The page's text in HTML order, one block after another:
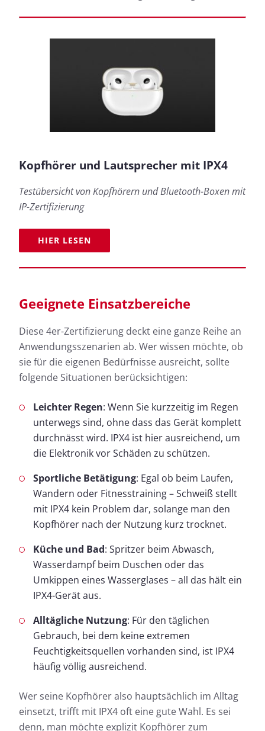
Kopfhörer und Lautsprecher mit IPX4
Testübersicht von Kopfhörern und Bluetooth-Boxen mit
IP-Zertifizierung
HIER LESEN
Geeignete Einsatzbereiche
Diese 4er-Zertifizierung deckt eine ganze Reihe an
Anwendungsszenarien ab. Wer wissen möchte, ob
sie für die eigenen Bedürfnisse ausreicht, sollte
folgende Situationen berücksichtigen:
Leichter Regen: Wenn Sie kurzzeitig im Regen
unterwegs sind, ohne dass das Gerät komplett
durchnässt wird. IPX4 ist hier ausreichend, um
die Elektronik vor Schäden zu schützen.
Sportliche Betätigung: Egal ob beim Laufen,
Wandern oder Fitnesstraining – Schweiß stellt
mit IPX4 kein Problem dar, solange man den
Kopfhörer nach der Nutzung kurz trocknet.
Küche und Bad: Spritzer beim Abwasch,
Wasserdampf beim Duschen oder das
Umkippen eines Wasserglases – all das hält ein
IPX4-Gerät aus.
Alltägliche Nutzung: Für den täglichen
Gebrauch, bei dem keine extremen
Feuchtigkeitsquellen vorhanden sind, ist IPX4
häufig völlig ausreichend.
Wer seine Kopfhörer also hauptsächlich im Alltag
einsetzt, trifft mit IPX4 oft eine gute Wahl. Es sei
denn, man möchte explizit Kopfhörer zum